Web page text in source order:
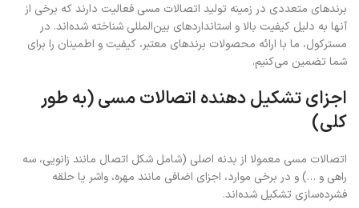
برندهای متعددی در زمینه تولید اتصالات مسی فعالیت دارند که برخی از
آنها به دلیل کیفیت بالا و استانداردهای بین‌المللی شناخته شده‌اند. در
مسترکول، ما با ارائه محصولات برندهای معتبر، کیفیت و اطمینان را برای
شما تضمین می‌کنیم.
اجزای تشکیل دهنده اتصالات مسی (به طور
کلی)
اتصالات مسی معمولا از بدنه اصلی (شامل شکل اتصال مانند زانویی، سه
راهی و …) و در برخی موارد، اجزای اضافی مانند مهره، واشر یا حلقه
فشرده‌سازی تشکیل شده‌اند.